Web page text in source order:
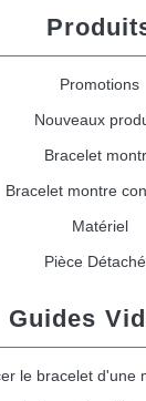
Promotions
Nouveaux
Bracelet
Bracelet montre
Matériel
Pièce
Guides
le bracelet d'une